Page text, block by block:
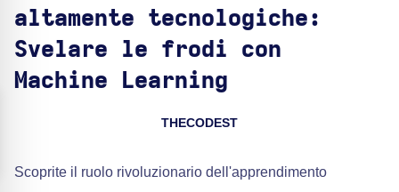
altamente tecnologiche:
Svelare le frodi con
Machine Learning
THECODEST
Scoprite il ruolo rivoluzionario dell'apprendimento